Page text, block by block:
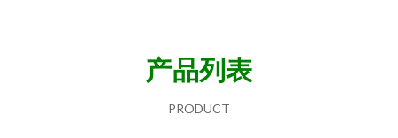
产品列表
PRODUCT